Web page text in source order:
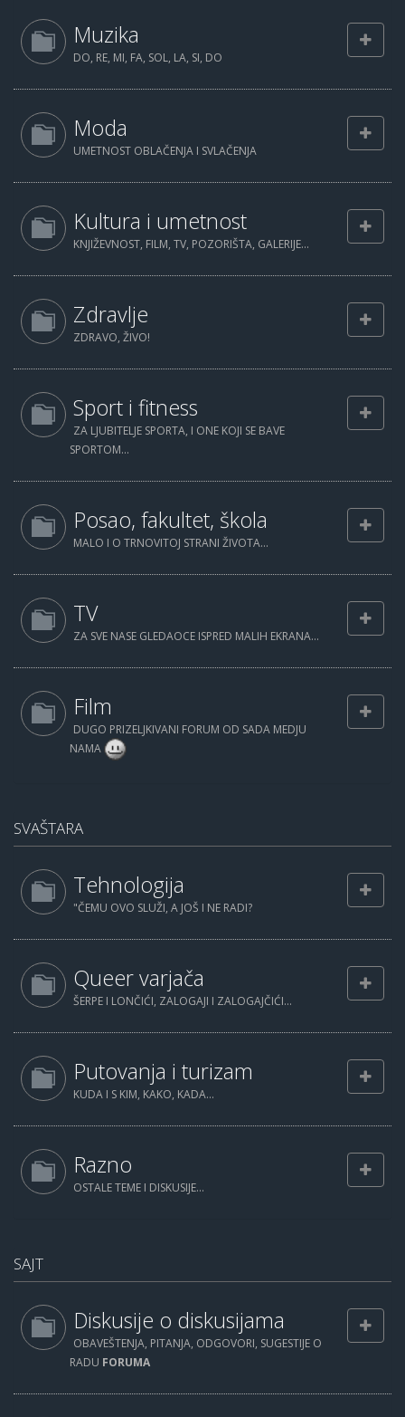
Muzika
DO, RE, MI, FA, SOL, LA, SI, DO
Moda
UMETNOST OBLAČENJA I SVLAČENJA
Kultura i umetnost
KNJIŽEVNOST, FILM, TV, POZORIŠTA, GALERIJE...
Zdravlje
ZDRAVO, ŽIVO!
Sport i fitness
ZA LJUBITELJE SPORTA, I ONE KOJI SE BAVE
SPORTOM...
Posao, fakultet, škola
MALO I O TRNOVITOJ STRANI ŽIVOTA...
TV
ZA SVE NASE GLEDAOCE ISPRED MALIH EKRANA...
Film
DUGO PRIZELJKIVANI FORUM OD SADA MEDJU
NAMA
SVAŠTARA
Tehnologija
"ČEMU OVO SLUŽI, A JOŠ I NE RADI?
Queer varjača
ŠERPE I LONČIĆI, ZALOGAJI I ZALOGAJČIĆI...
Putovanja i turizam
KUDA I S KIM, KAKO, KADA...
Razno
OSTALE TEME I DISKUSIJE...
SAJT
Diskusije o diskusijama
OBAVEŠTENJA, PITANJA, ODGOVORI, SUGESTIJE O
RADU FORUMA